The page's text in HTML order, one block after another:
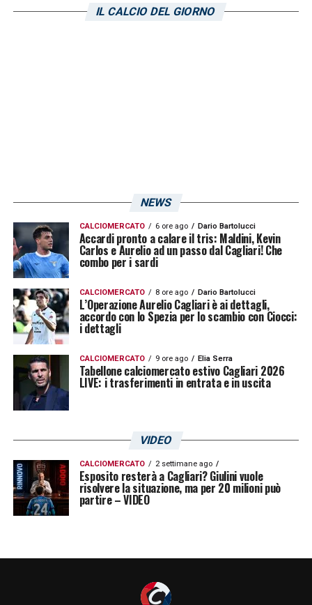
sorrisi, la sua prestazione non è
IL CALCIO DEL GIORNO
NEWS
CALCIOMERCATO 6 ore ago Dario Bartolucci
Accardi pronto a calare il tris: Maldini, Kevin
Carlos e Aurelio ad un passo dal Cagliari! Che
combo per i sardi
CALCIOMERCATO 8 ore ago Dario Bartolucci
L’Operazione Aurelio Cagliari è ai dettagli,
accordo con lo Spezia per lo scambio con Ciocci:
i dettagli
CALCIOMERCATO 9 ore ago Elia Serra
Tabellone calciomercato estivo Cagliari 2026
LIVE: i trasferimenti in entrata e in uscita
VIDEO
CALCIOMERCATO 2 settimane ago
Esposito resterà a Cagliari? Giulini vuole
risolvere la situazione, ma per 20 milioni può
partire – VIDEO